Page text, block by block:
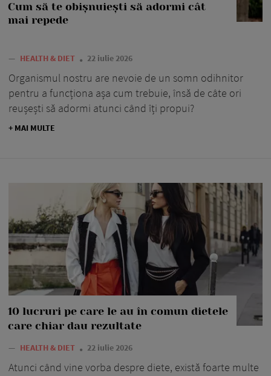
Cum să te obișnuiești să adormi cât
mai repede
— HEALTH & DIET 22 iulie 2026
Organismul nostru are nevoie de un somn odihnitor
pentru a funcționa așa cum trebuie, însă de câte ori
reușești să adormi atunci când îți propui?
+ MAI MULTE
10 lucruri pe care le au în comun dietele
care chiar dau rezultate
— HEALTH & DIET 22 iulie 2026
Atunci când vine vorba despre diete, există foarte multe